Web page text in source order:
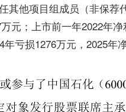
其他项目组成员（非保荐
元；上市前一年2022年
亏损1276万元，2025年